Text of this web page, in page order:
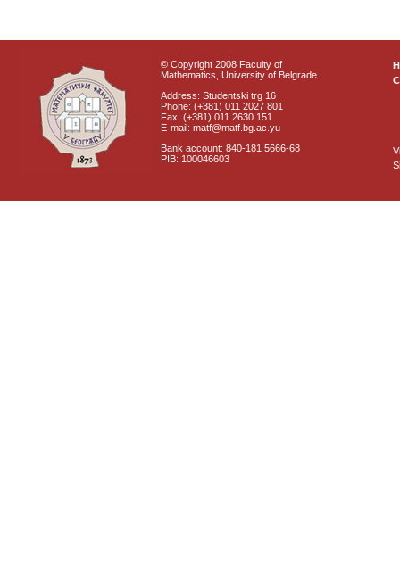
© Copyright 2008 Faculty of
Mathematics, University of Belgrade
Address: Studentski trg 16
Phone: (+381) 011 2027 801
Fax: (+381) 011 2630 151
E-mail: matf@matf.bg.ac.yu
Bank account: 840-181 5666-68
PIB: 100046603